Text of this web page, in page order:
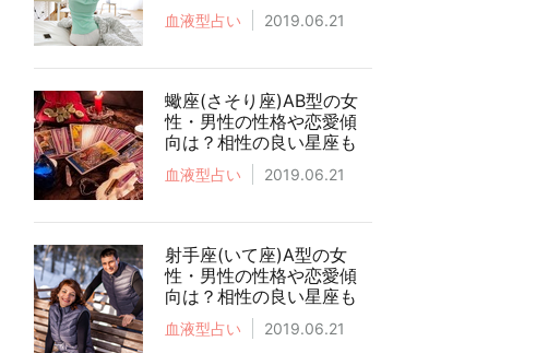
血液型占い 2019.06.21
蠍座(さそり座)AB型の女
性・男性の性格や恋愛傾
向は？相性の良い星座も
血液型占い 2019.06.21
射手座(いて座)A型の女
性・男性の性格や恋愛傾
向は？相性の良い星座も
血液型占い 2019.06.21